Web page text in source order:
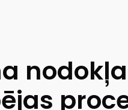
nodokļa